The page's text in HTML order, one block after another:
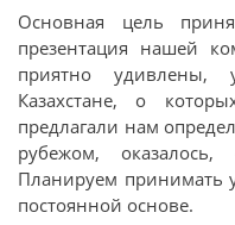
Основная цель
презентация нашей
приятно удивлены,
Казахстане, о
предлагали нам
рубежом,
Планируем принимать
постоянной основе.